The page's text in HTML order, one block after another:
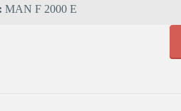
MAN F 2000 E